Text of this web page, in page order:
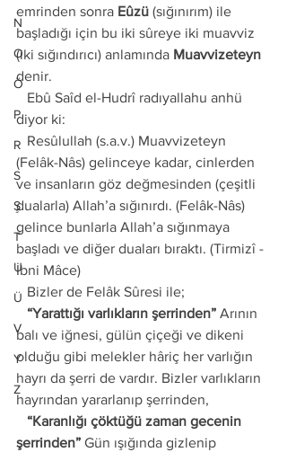
N
O
Ö
P
R
S
Ş
T
U
Ü
V
Y
Z
emrinden sonra Eûzü (sığınırım) ile
başladığı için bu iki sûreye iki muavviz
(iki sığındırıcı) anlamında Muavvizeteyn
denir.
diyor ki:
   Resûlullah (s.a.v.) Muavvizeteyn
(Felâk-Nâs) gelinceye kadar, cinlerden
ve insanların göz değmesinden (çeşitli
dualarla) Allah’a sığınırdı. (Felâk-Nâs)
gelince bunlarla Allah’a sığınmaya
başladı ve diğer duaları bıraktı. (Tirmizî -
İbni Mâce)
   Bizler de Felâk Sûresi ile;
   “Yarattığı varlıkların şerrinden”
Arının
balı ve iğnesi, gülün çiçeği ve dikeni
olduğu gibi melekler hâriç her varlığın
hayrı da şerri de vardır. Bizler varlıkların
hayrından yararlanıp şerrinden,
şerrinden” Gün ışığında gizlenip